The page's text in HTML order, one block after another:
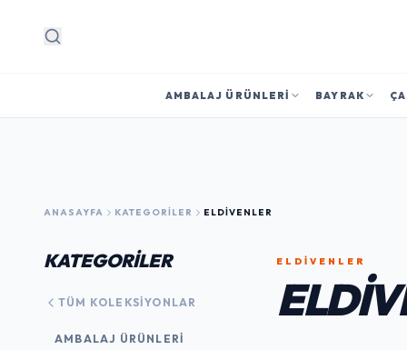
Arama
AMBALAJ ÜRÜNLERI BAYRAK
ANASAYFA KATEGORILER ELDIVENLER
KATEGORİLER
TÜM KOLEKSIYONLAR
AMBALAJ ÜRÜNLERI
ELDIVENLER